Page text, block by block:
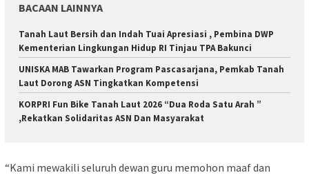
BACAAN LAINNYA
Tanah Laut Bersih dan Indah Tuai Apresiasi , Pembina DWP
Kementerian Lingkungan Hidup RI Tinjau TPA Bakunci
UNISKA MAB Tawarkan Program Pascasarjana, Pemkab Tanah
Laut Dorong ASN Tingkatkan Kompetensi
KORPRI Fun Bike Tanah Laut 2026 “Dua Roda Satu Arah ”
,Rekatkan Solidaritas ASN Dan Masyarakat
“Kami mewakili seluruh dewan guru memohon maaf dan